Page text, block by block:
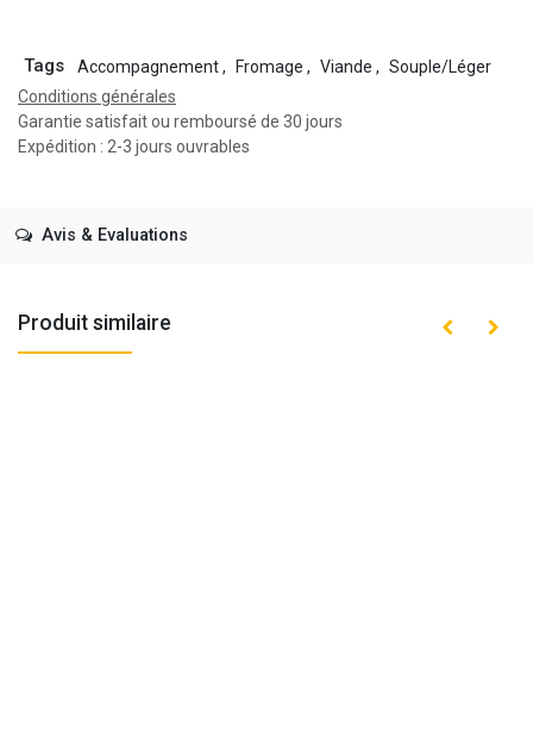
Tags Accompagnement, Fromage , Viande , Souple/Léger
Conditions générales
Garantie satisfait ou remboursé de 30 jours
Expédition : 2-3 jours ouvrables
Avis & Evaluations
Produit similaire